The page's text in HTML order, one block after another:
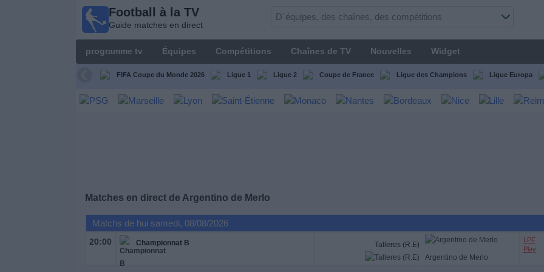
Football à la TV
Guide matches en direct
programme tv Équipes Compétitions Chaînes de TV Nouvelles Widget
FIFA Coupe du Monde 2026 Ligue 1 Ligue 2 Coupe de France Ligue des Champions Ligue Europa
Matches en direct de Argentino de Merlo
Matchs de hui samedi, 08/08/2026
20:00 Championnat B
Talleres (R.E)
Argentino de Merlo
LPF
Play